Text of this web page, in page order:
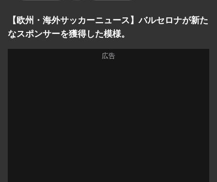
【欧州・海外サッカーニュース】バルセロナが新た
なスポンサーを獲得した模様。